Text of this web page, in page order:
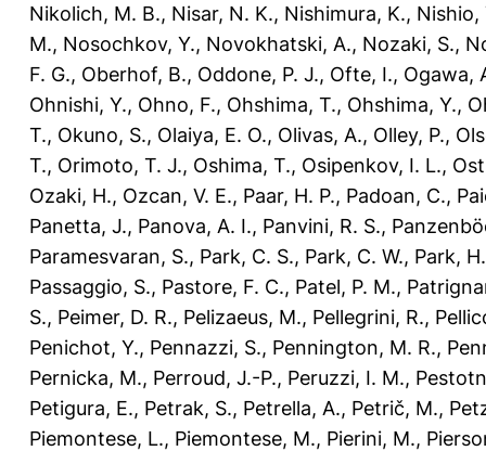
Nikolich, M. B., Nisar, N. K., Nishimura, K., Nishio,
M., Nosochkov, Y., Novokhatski, A., Nozaki, S.,
F. G., Oberhof, B., Oddone, P. J., Ofte, I., Ogawa,
Ohnishi, Y., Ohno, F., Ohshima, T., Ohshima, Y.,
T., Okuno, S., Olaiya, E. O., Olivas, A., Olley, P.,
T., Orimoto, T. J., Oshima, T., Osipenkov, I. L.,
Ozaki, H., Ozcan, V. E., Paar, H. P., Padoan, C.,
Panetta, J., Panova, A. I., Panvini, R. S.,
Paramesvaran, S., Park, C. S., Park, C. W., Park, H.
Passaggio, S., Pastore, F. C., Patel, P. M.,
S., Peimer, D. R., Pelizaeus, M., Pellegrini, R.,
Penichot, Y., Pennazzi, S., Pennington, M. R.,
Pernicka, M., Perroud, J.-P., Peruzzi, I. M.,
Petigura, E., Petrak, S., Petrella, A., Petrič, M.,
Piemontese, L., Piemontese, M., Pierini, M.,